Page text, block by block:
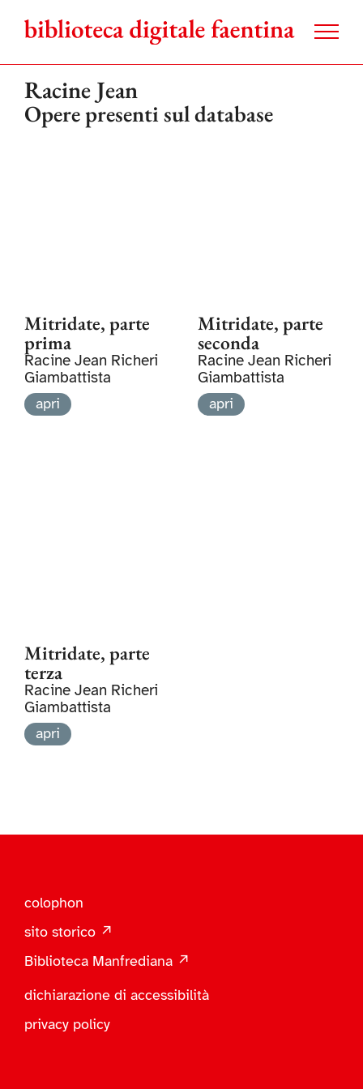
contenuto
Racine Jean
Opere presenti sul database
Mitridate, parte
prima
Racine Jean Richeri
Giambattista
apri
Mitridate, parte
seconda
Racine Jean Richeri
Giambattista
apri
Mitridate, parte
terza
Racine Jean Richeri
Giambattista
apri
colophon
sito storico ↗
Biblioteca Manfrediana ↗
dichiarazione di accessibilità
privacy policy